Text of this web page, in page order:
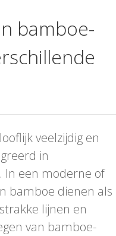
bamboe-
veelzijdig en
in
In een moderne of
bamboe dienen als
lijnen en
van bamboe-